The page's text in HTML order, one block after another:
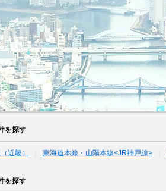
を探す
近畿） 東海道本線・山陽本線<JR神戸線>
を探す